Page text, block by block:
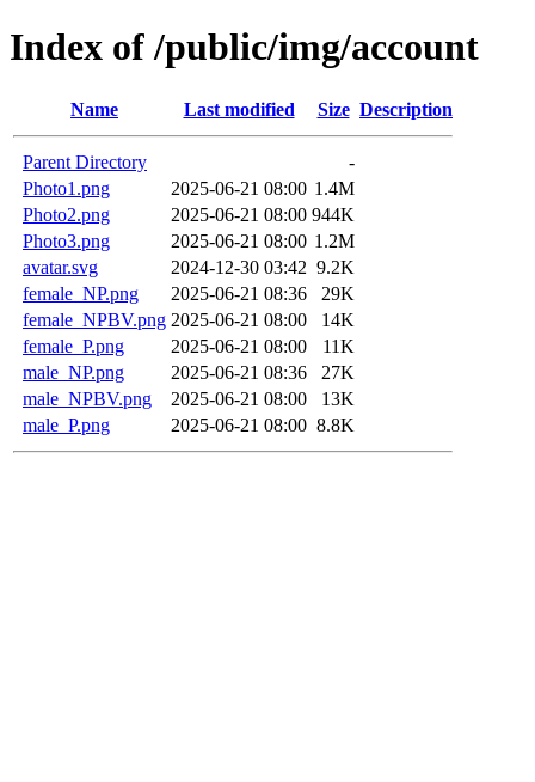
Index of /public/img/account
Name Last modified Size Description
Parent Directory
-
Photo1.png
2025-06-21 08:00 1.4M
Photo2.png
2025-06-21 08:00 944K
Photo3.png
2025-06-21 08:00 1.2M
avatar.svg
2024-12-30 03:42 9.2K
female_NP.png
2025-06-21 08:36
29K
female_NPBV.png 2025-06-21 08:00
14K
female_P.png
2025-06-21 08:00
11K
male_NP.png
2025-06-21 08:36
27K
male_NPBV.png
2025-06-21 08:00
13K
male_P.png
2025-06-21 08:00 8.8K